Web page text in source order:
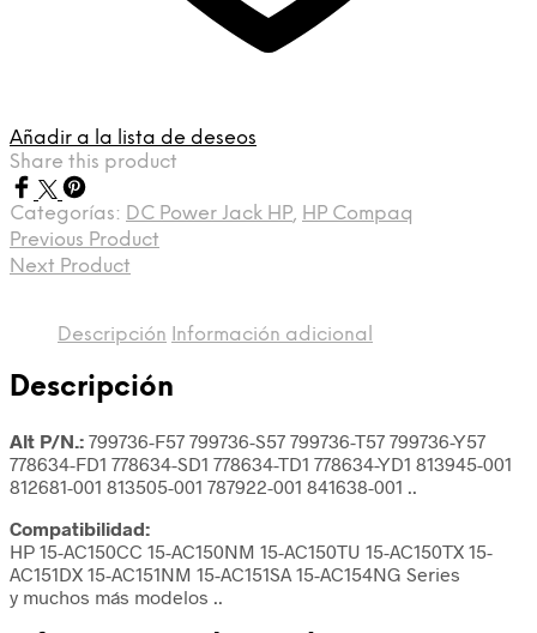
Añadir a la lista de deseos
Share this product
Categorías: DC Power Jack HP, HP Compaq
Previous Product
Next Product
Descripción Información adicional
Descripción
Alt P/N.: 799736-F57 799736-S57 799736-T57 799736-Y57
778634-FD1 778634-SD1 778634-TD1 778634-YD1 813945-001
812681-001 813505-001 787922-001 841638-001 ..
Compatibilidad:
HP 15-AC150CC 15-AC150NM 15-AC150TU 15-AC150TX 15-
AC151DX 15-AC151NM 15-AC151SA 15-AC154NG Series
y muchos más modelos ..